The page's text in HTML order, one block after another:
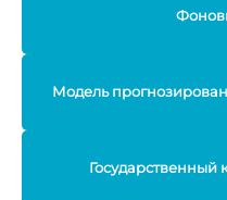
Модель
Государственный